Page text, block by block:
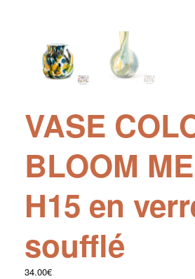
VASE
BLOOM
H15 en
soufflé
34.00€